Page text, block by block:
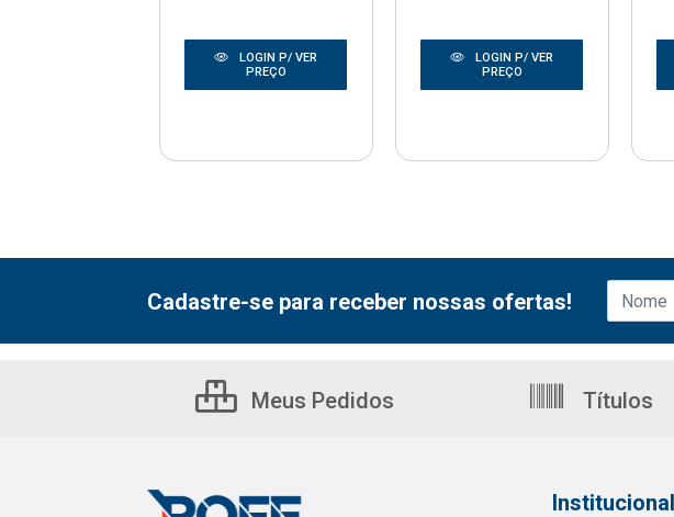
LOGIN P/ VER
PREÇO
LOGIN P/ VER
PREÇO
Cadastre-se para receber nossas ofertas!
Meus Pedidos Títulos
Institucional